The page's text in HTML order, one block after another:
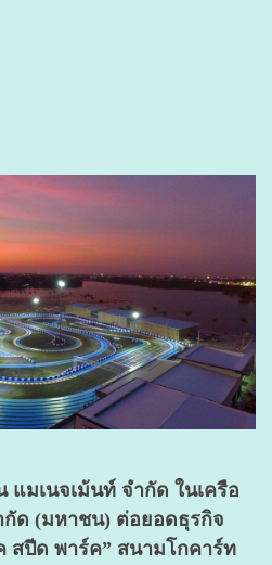
นจเม้นท์ จำกัด ในเครือ
ด (มหาชน) ต่อยอดธุรกิจ
สปีด พาร์ค” สนามโกคาร์ท